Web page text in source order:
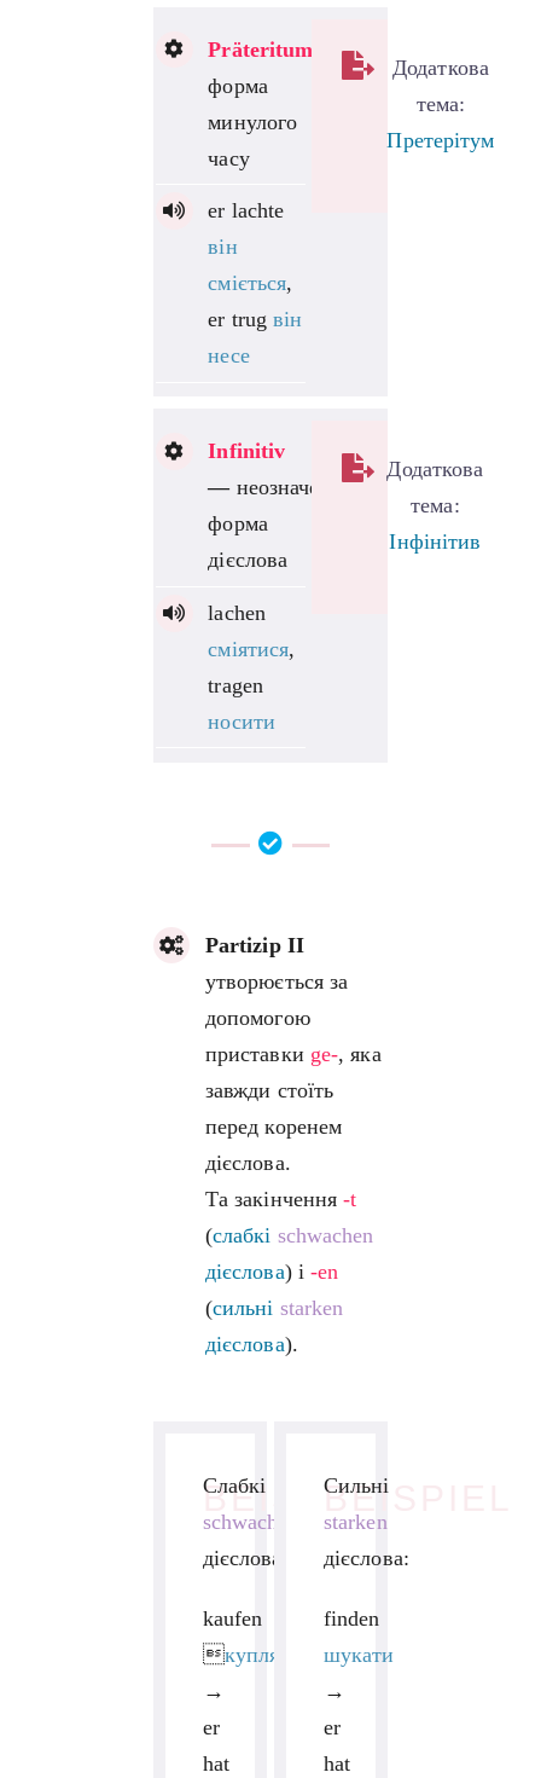
Präteritum
форма
минулого
часу
er lachte
він
сміється,
er trugвін
несе
Додаткова
тема:
Претерітум
Infinitiv
—неозначена
форма
дієслова
lachen
сміятися,
tragen
носити
Додаткова
тема:
Інфінітив
Partizip II
утворюється за
допомогою
приставки ge-, яка
завжди стоїть
перед коренем
дієслова.
Та закінчення-t
(слабкі schwachen
дієслова) і-en
(сильні starken
дієслова).
BEISPIEL
Слабкі
schwachen
дієслова:
kaufen
купляти
→
er
hat
BEISPIEL
Сильні
starken
дієслова:
finden
шукати
→
er
hat